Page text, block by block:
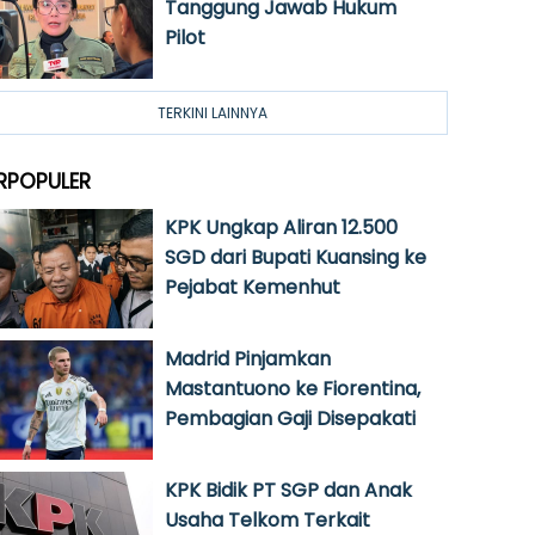
Tanggung Jawab Hukum
Pilot
TERKINI LAINNYA
KPK Ungkap Aliran 12.500
SGD dari Bupati Kuansing ke
Pejabat Kemenhut
Madrid Pinjamkan
Mastantuono ke Fiorentina,
Pembagian Gaji Disepakati
KPK Bidik PT SGP dan Anak
Usaha Telkom Terkait